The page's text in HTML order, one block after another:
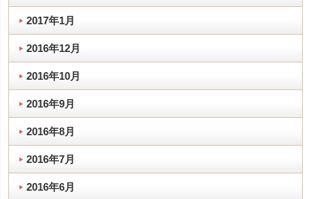
2017年1月
2016年12月
2016年10月
2016年9月
2016年8月
2016年7月
2016年6月